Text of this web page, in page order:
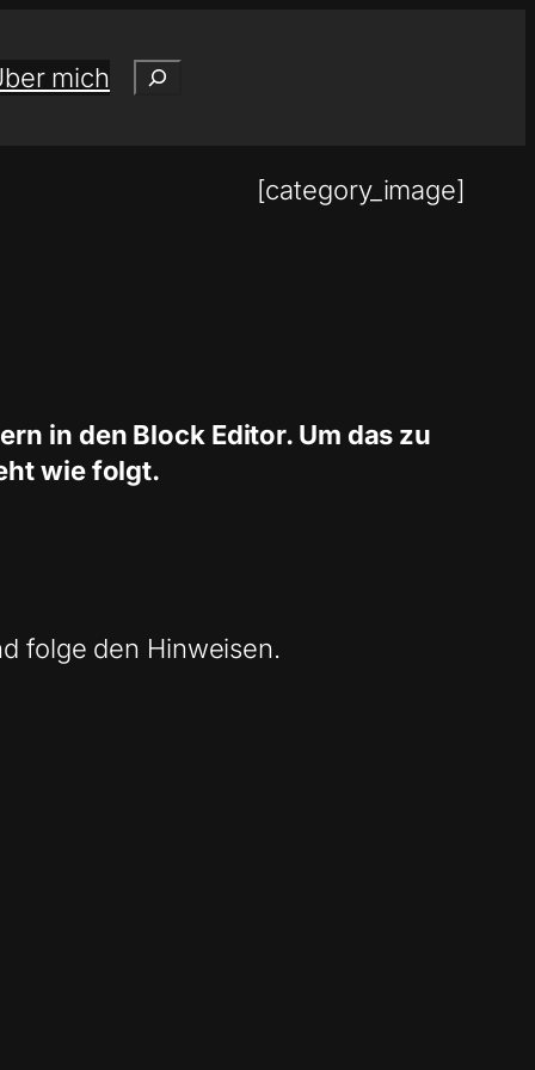
mich Suchen
[category_image]
in den Block Editor. Um das zu
wie folgt.
folge den Hinweisen.